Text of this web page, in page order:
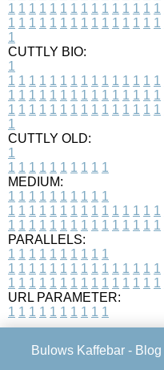
1 1 1 1 1 1 1 1 1 1 1 1 1 1 1
1 1 1 1 1 1 1 1 1 1 1 1 1 1 1
1
CUTTLY BIO:
1
1 1 1 1 1 1 1 1 1 1 1 1 1 1 1
1 1 1 1 1 1 1 1 1 1 1 1 1 1 1
1 1 1 1 1 1 1 1 1 1 1 1 1 1 1
1
CUTTLY OLD:
1
1 1 1 1 1 1 1 1 1 1
MEDIUM:
1 1 1 1 1 1 1 1 1 1
1 1 1 1 1 1 1 1 1 1 1 1 1 1 1
1 1 1 1 1 1 1 1 1 1 1 1 1 1 1
PARALLELS:
1 1 1 1 1 1 1 1 1 1
1 1 1 1 1 1 1 1 1 1 1 1 1 1 1
1 1 1 1 1 1 1 1 1 1 1 1 1 1 1
URL PARAMETER:
1 1 1 1 1 1 1 1 1 1
Bulows Kaffebar - Blog